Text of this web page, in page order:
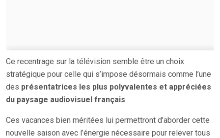
Ce recentrage sur la télévision semble être un choix
stratégique pour celle qui s’impose désormais comme l’une
des présentatrices les plus polyvalentes et appréciées
du paysage audiovisuel français.
Ces vacances bien méritées lui permettront d’aborder cette
nouvelle saison avec l’énergie nécessaire pour relever tous